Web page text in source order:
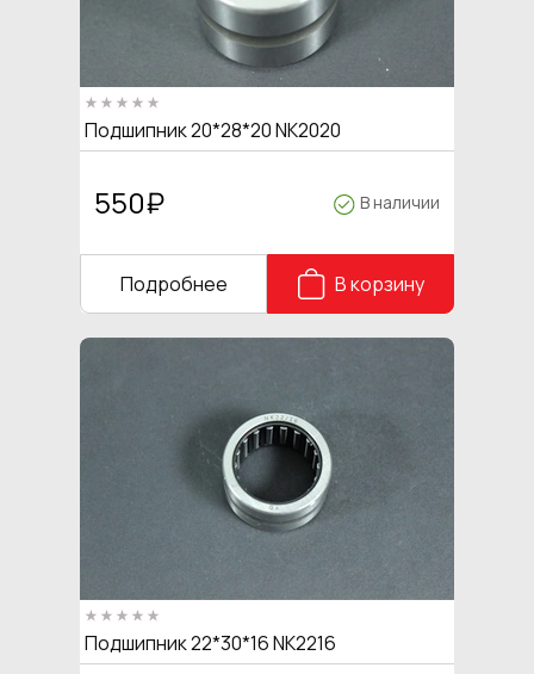
Подшипник 20*28*20 NK2020
550₽ В наличии
Подробнее В корзину
Подшипник 22*30*16 NK2216